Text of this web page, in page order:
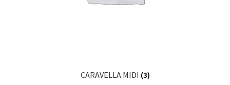
CARAVELLA MIDI (3)